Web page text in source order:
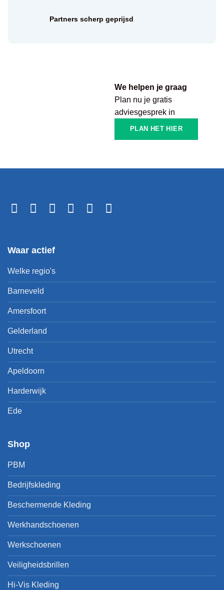
We helpen je graag
Plan nu je gratis
adviesgesprek in
PLAN HET HIER
Partners scherp geprijsd
Waar actief
Welke regio's
Barneveld
Amersfoort
Gelderland
Utrecht
Apeldoorn
Harderwijk
Ede
Shop
PBM
Bedrijfskleding
Beschermende Kleding
Werkhandschoenen
Werkschoenen
Veiligheidsbrillen
Hi-Vis Kleding